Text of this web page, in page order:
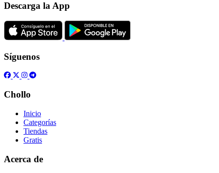
Descarga la App
Síguenos
Chollo
Inicio
Categorías
Tiendas
Gratis
Acerca de